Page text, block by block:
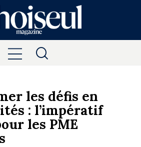
les défis en
: l’impératif
les PME